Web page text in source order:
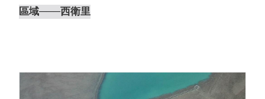
民進行訪談記錄，期盼能為⋯
區域───西衛里